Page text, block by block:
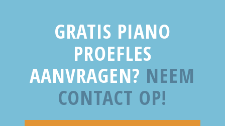
GRATIS PIANO
PROEFLES
AANVRAGEN? NEEM
CONTACT OP!